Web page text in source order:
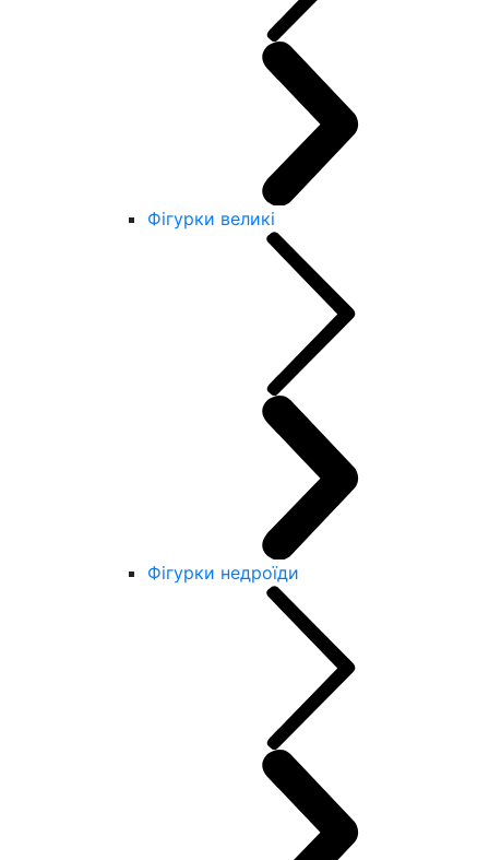
Фігурки великі
Фігурки недроїди